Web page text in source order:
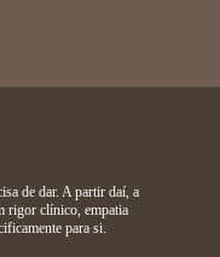
de dar. A partir daí, a
rigor clínico, empatia
para si.